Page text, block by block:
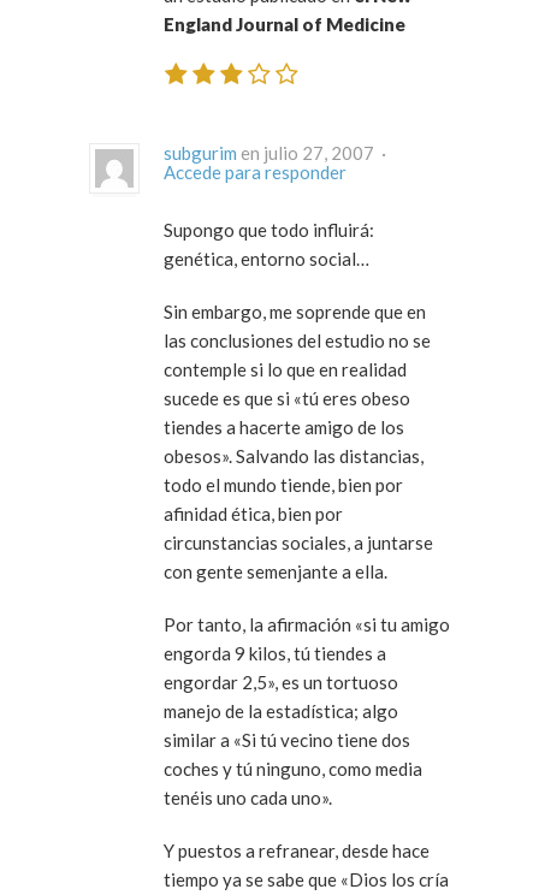
England Journal of Medicine
subgurim
en julio 27, 2007 ·
Accede para responder
Supongo que todo influirá:
genética, entorno social…
Sin embargo, me soprende que en
las conclusiones del estudio no se
contemple si lo que en realidad
sucede es que si «tú eres obeso
tiendes a hacerte amigo de los
obesos». Salvando las distancias,
todo el mundo tiende, bien por
afinidad ética, bien por
circunstancias sociales, a juntarse
con gente semenjante a ella.
Por tanto, la afirmación «si tu amigo
engorda 9 kilos, tú tiendes a
engordar 2,5», es un tortuoso
manejo de la estadística; algo
similar a «Si tú vecino tiene dos
coches y tú ninguno, como media
tenéis uno cada uno».
Y puestos a refranear, desde hace
tiempo ya se sabe que «Dios los cría